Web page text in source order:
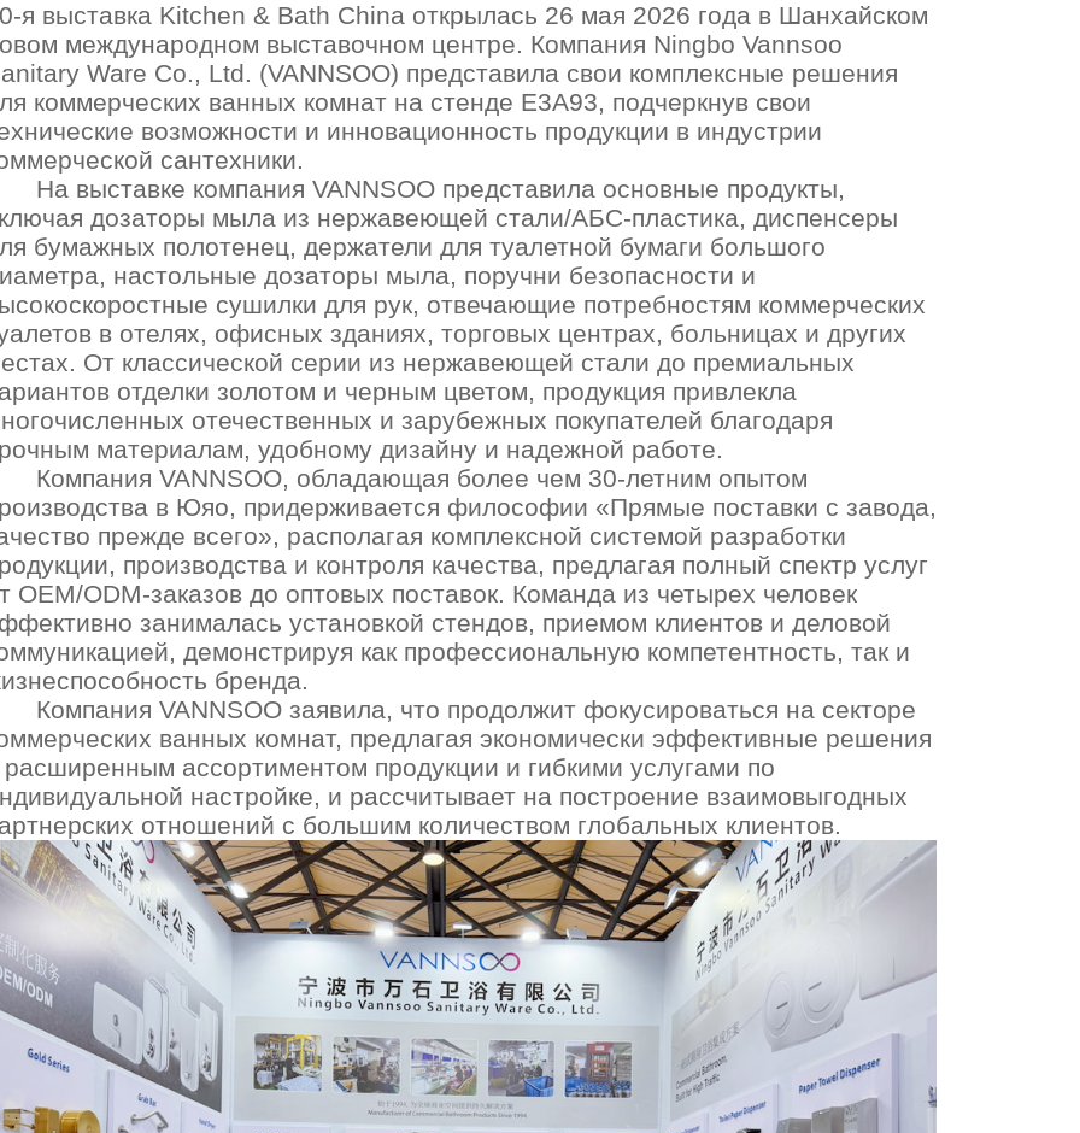
я выставка Kitchen & Bath China открылась 26 мая 2026 года в Шанхайском
международном выставочном центре. Компания Ningbo Vannsoo
Ware Co., Ltd. (VANNSOO) представила свои комплексные решения
коммерческих ванных комнат на стенде E3A93, подчеркнув свои
возможности и инновационность продукции в индустрии
сантехники.
На выставке компания VANNSOO представила основные продукты,
дозаторы мыла из нержавеющей стали/АБС-пластика, диспенсеры
бумажных полотенец, держатели для туалетной бумаги большого
настольные дозаторы мыла, поручни безопасности и
сушилки для рук, отвечающие потребностям коммерческих
в отелях, офисных зданиях, торговых центрах, больницах и других
От классической серии из нержавеющей стали до премиальных
отделки золотом и черным цветом, продукция привлекла
отечественных и зарубежных покупателей благодаря
материалам, удобному дизайну и надежной работе.
Компания VANNSOO, обладающая более чем 30-летним опытом
в Юяо, придерживается философии «Прямые поставки с завода,
прежде всего», располагая комплексной системой разработки
производства и контроля качества, предлагая полный спектр услуг
OEM/ODM-заказов до оптовых поставок. Команда из четырех человек
занималась установкой стендов, приемом клиентов и деловой
демонстрируя как профессиональную компетентность, так и
бренда.
Компания VANNSOO заявила, что продолжит фокусироваться на секторе
ванных комнат, предлагая экономически эффективные решения
расширенным ассортиментом продукции и гибкими услугами по
настройке, и рассчитывает на построение взаимовыгодных
отношений с большим количеством глобальных клиентов.